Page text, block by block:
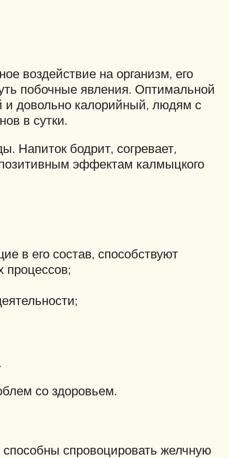
воздействие на организм, его
побочные явления. Оптимальной
и довольно калорийный, людям с
в сутки.
Напиток бодрит, согревает,
эффектам калмыцкого
в его состав, способствуют
процессов;
со здоровьем.
спровоцировать желчную